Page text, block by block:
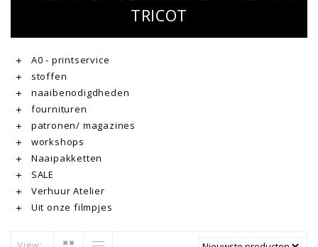
TRICOT
A0 - printservice
stoffen
naaibenodigdheden
fournituren
patronen/ magazines
workshops
Naaipakketten
SALE
Verhuur Atelier
Uit onze filmpjes